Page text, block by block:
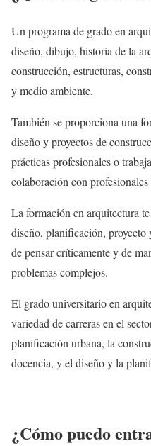
Un programa de grado en
diseño, dibujo, historia de la
construcción, estructuras,
y medio ambiente.
También se proporciona una
diseño y proyectos de
prácticas profesionales o
colaboración con profesionales
La formación en arquitectura
diseño, planificación, proyecto
de pensar críticamente y de
problemas complejos.
El grado universitario en
variedad de carreras en el
planificación urbana, la
docencia, y el diseño y la
¿Cómo puedo